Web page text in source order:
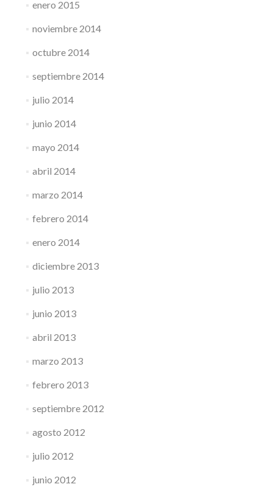
enero 2015
noviembre 2014
octubre 2014
septiembre 2014
julio 2014
junio 2014
mayo 2014
abril 2014
marzo 2014
febrero 2014
enero 2014
diciembre 2013
julio 2013
junio 2013
abril 2013
marzo 2013
febrero 2013
septiembre 2012
agosto 2012
julio 2012
junio 2012